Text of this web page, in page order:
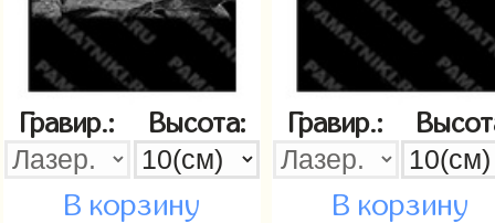
Гравир.: Высота:
В корзину
Гравир.:
В корзину